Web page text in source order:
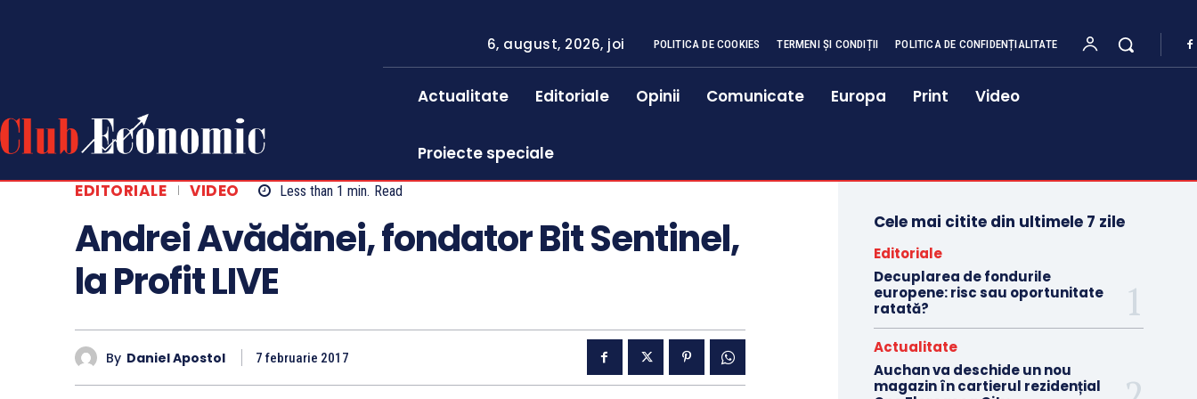
6, august, 2026, joi POLITICA DE COOKIES TERMENI ȘI CONDIȚII POLITICA DE CONFIDENȚIALITATE
Actualitate Editoriale Opinii Comunicate Europa Print Video
Proiecte speciale
EDITORIALE
VIDEO Less than 1 min. Read
Andrei Avădănei, fondator Bit Sentinel,
la Profit LIVE
By Daniel Apostol 7 februarie 2017
Cele mai citite din ultimele 7 zile
Editoriale
Decuplarea de fondurile
europene: risc sau oportunitate
ratată?
Actualitate
Auchan va deschide un nou
magazin în cartierul rezidențial